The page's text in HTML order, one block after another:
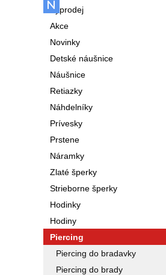
Výprodej
Akce
Novinky
Detské náušnice
Náušnice
Retiazky
Náhdelníky
Prívesky
Prstene
Náramky
Zlaté šperky
Strieborne šperky
Hodinky
Hodiny
Piercing
Piercing do bradavky
Piercing do brady